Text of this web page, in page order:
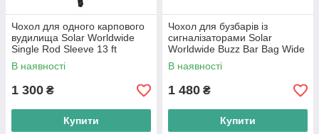
Чохол для одного карпового
вудилища Solar Worldwide
Single Rod Sleeve 13 ft
В наявності
1 300 ₴
Купити
Чохол для бузбарів із
сигналізаторами Solar
Worldwide Buzz Bar Bag Wide
В наявності
1 480 ₴
Купити